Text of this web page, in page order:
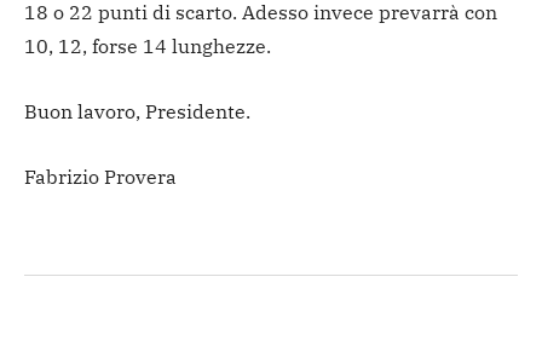
18 o 22 punti di scarto. Adesso invece prevarrà con
10, 12, forse 14 lunghezze.
Buon lavoro, Presidente.
Fabrizio Provera